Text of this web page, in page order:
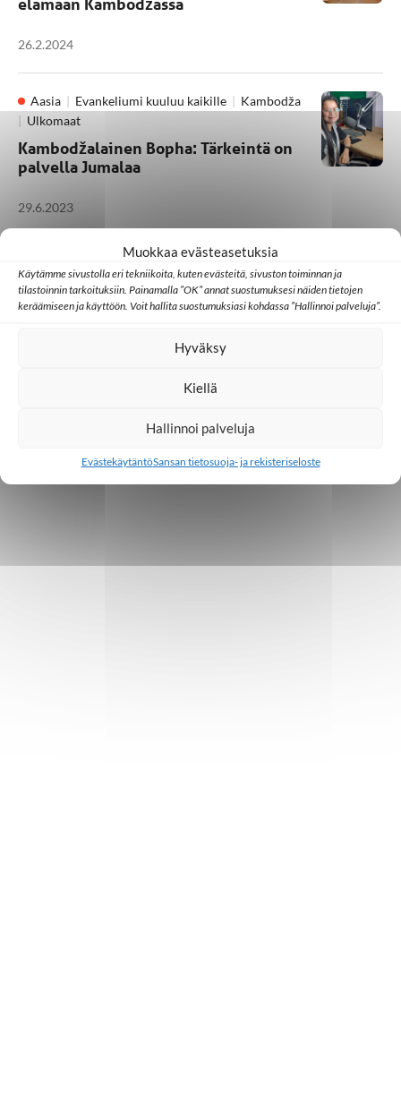
Muokkaa evästeasetuksia
Käytämme sivustolla eri tekniikoita, kuten evästeitä, sivuston toiminnan ja
tilastoinnin tarkoituksiin. Painamalla ”OK” annat suostumuksesi näiden tietojen
keräämiseen ja käyttöön. Voit hallita suostumuksiasi kohdassa ”Hallinnoi palveluja”.
Hyväksy
Kiellä
Hallinnoi palveluja
EvästekäytäntöSansan tietosuoja- ja rekisteriseloste
26.2.2024
Aasia Evankeliumi kuuluu kaikille
Kambodža
Ulkomaat
Kambodžalainen Bopha: Tärkeintä on
palvella Jumalaa
29.6.2023
Toivoa naisille
Ulkomaat
Miehetkin kuuntelevat Toivoa naisille -